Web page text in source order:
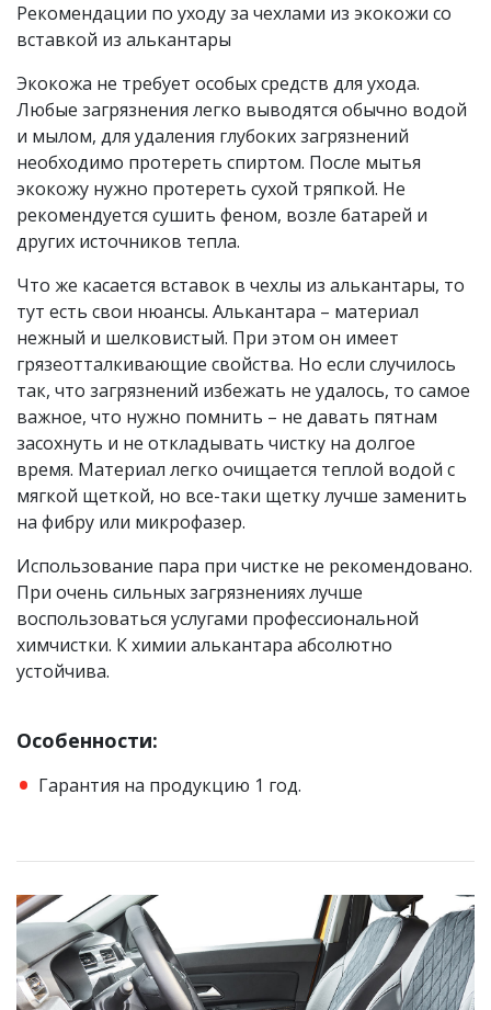
Рекомендации по уходу за чехлами из экокожи со
вставкой из алькантары
Экокожа не требует особых средств для ухода.
Любые загрязнения легко выводятся обычно водой
и мылом, для удаления глубоких загрязнений
необходимо протереть спиртом. После мытья
экокожу нужно протереть сухой тряпкой. Не
рекомендуется сушить феном, возле батарей и
других источников тепла.
Что же касается вставок в чехлы из алькантары, то
тут есть свои нюансы. Алькантара – материал
нежный и шелковистый. При этом он имеет
грязеотталкивающие свойства. Но если случилось
так, что загрязнений избежать не удалось, то самое
важное, что нужно помнить – не давать пятнам
засохнуть и не откладывать чистку на долгое
время. Материал легко очищается теплой водой с
мягкой щеткой, но все-таки щетку лучше заменить
на фибру или микрофазер.
Использование пара при чистке не рекомендовано.
При очень сильных загрязнениях лучше
воспользоваться услугами профессиональной
химчистки. К химии алькантара абсолютно
устойчива.
Особенности:
Гарантия на продукцию 1 год.